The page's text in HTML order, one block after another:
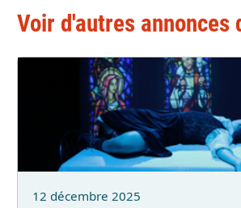
Voir d'autres annonces
12 décembre 2025